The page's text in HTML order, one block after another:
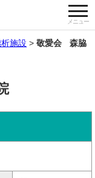
メニュー
る
施設
敬愛会 森脇